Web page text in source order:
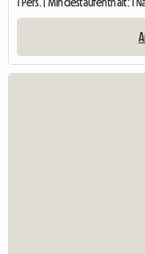
1 Pers. | Mindestaufenthalt: 1